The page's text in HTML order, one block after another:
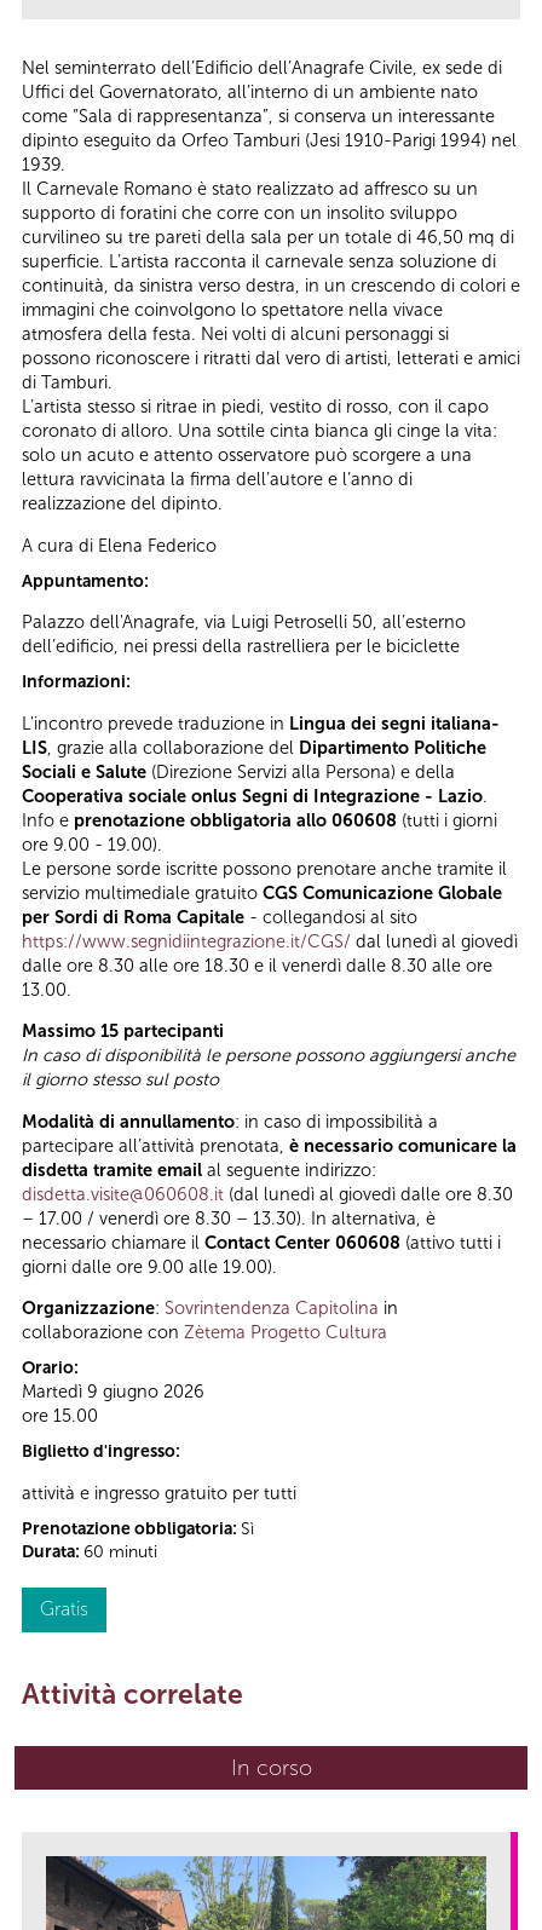
Nel seminterrato dell’Edificio dell’Anagrafe Civile, ex sede di
Uffici del Governatorato, all’interno di un ambiente nato
come “Sala di rappresentanza”, si conserva un interessante
dipinto eseguito da Orfeo Tamburi (Jesi 1910-Parigi 1994) nel
1939.
Il Carnevale Romano è stato realizzato ad affresco su un
supporto di foratini che corre con un insolito sviluppo
curvilineo su tre pareti della sala per un totale di 46,50 mq di
superficie. L’artista racconta il carnevale senza soluzione di
continuità, da sinistra verso destra, in un crescendo di colori e
immagini che coinvolgono lo spettatore nella vivace
atmosfera della festa. Nei volti di alcuni personaggi si
possono riconoscere i ritratti dal vero di artisti, letterati e amici
di Tamburi.
L’artista stesso si ritrae in piedi, vestito di rosso, con il capo
coronato di alloro. Una sottile cinta bianca gli cinge la vita:
solo un acuto e attento osservatore può scorgere a una
lettura ravvicinata la firma dell’autore e l’anno di
realizzazione del dipinto.
A cura di Elena Federico
Appuntamento:
Palazzo dell'Anagrafe, via Luigi Petroselli 50, all’esterno
dell’edificio, nei pressi della rastrelliera per le biciclette
Informazioni:
L'incontro prevede traduzione in Lingua dei segni italiana-
LIS, grazie alla collaborazione del Dipartimento Politiche
Sociali e Salute (Direzione Servizi alla Persona) e della
Cooperativa sociale onlus Segni di Integrazione - Lazio.
Info e prenotazione obbligatoria allo 060608 (tutti i giorni
ore 9.00 - 19.00).
Le persone sorde iscritte possono prenotare anche tramite il
servizio multimediale gratuito CGS Comunicazione Globale
per Sordi di Roma Capitale - collegandosi al sito
https://www.segnidiintegrazione.it/CGS/ dal lunedì al giovedì
dalle ore 8.30 alle ore 18.30 e il venerdì dalle 8.30 alle ore
13.00.
Massimo 15 partecipanti
In caso di disponibilità le persone possono aggiungersi anche
il giorno stesso sul posto
Modalità di annullamento: in caso di impossibilità a
partecipare all’attività prenotata, è necessario comunicare la
disdetta tramite email al seguente indirizzo:
disdetta.visite@060608.it (dal lunedì al giovedì dalle ore 8.30
– 17.00 / venerdì ore 8.30 – 13.30). In alternativa, è
necessario chiamare il Contact Center 060608 (attivo tutti i
giorni dalle ore 9.00 alle 19.00).
Organizzazione: Sovrintendenza Capitolina in
collaborazione con Zètema Progetto Cultura
Orario:
Martedì 9 giugno 2026
ore 15.00
Biglietto d'ingresso:
attività e ingresso gratuito per tutti
Prenotazione obbligatoria: Sì
Durata: 60 minuti
Gratis
Attività correlate
In corso(scheda attiva)